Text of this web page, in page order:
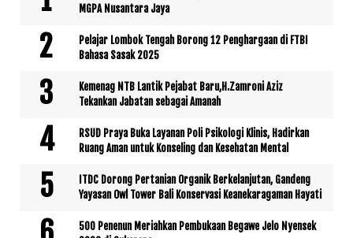
MGPA Nusantara Jaya
Pelajar Lombok Tengah Borong 12 Penghargaan di FTBI
Bahasa Sasak 2025
Kemenag NTB Lantik Pejabat Baru,H.Zamroni Aziz
Tekankan Jabatan sebagai Amanah
RSUD Praya Buka Layanan Poli Psikologi Klinis, Hadirkan
Ruang Aman untuk Konseling dan Kesehatan Mental
ITDC Dorong Pertanian Organik Berkelanjutan, Gandeng
Yayasan Owl Tower Bali Konservasi Keanekaragaman Hayati
500 Penenun Meriahkan Pembukaan Begawe Jelo Nyensek